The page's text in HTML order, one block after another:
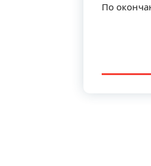
По